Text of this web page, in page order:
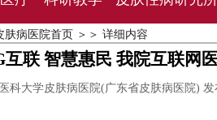
肤病医院首页 ＞＞ 详细内容
互联 智慧惠民 我院互联网
科大学皮肤病医院(广东省皮肤病医院) 发